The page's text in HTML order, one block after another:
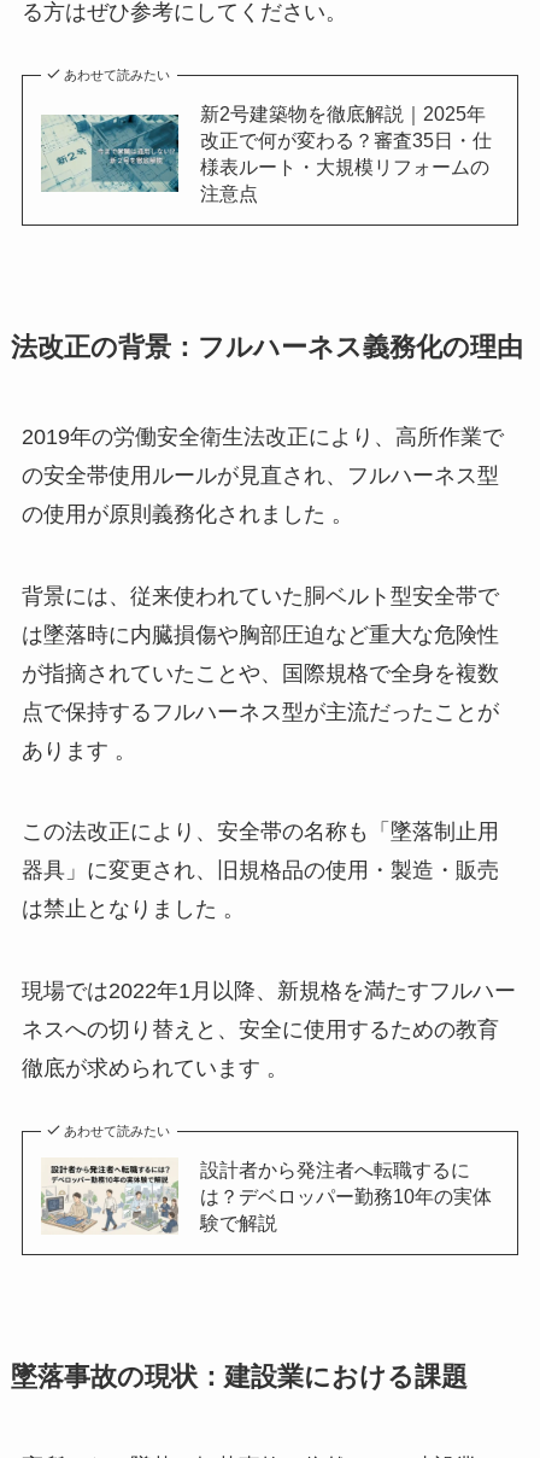
る方はぜひ参考にしてください。
あわせて読みたい
新2号建築物を徹底解説｜2025年
改正で何が変わる？審査35日・仕
様表ルート・大規模リフォームの
注意点
法改正の背景：フルハーネス義務化の理由
2019年の労働安全衛生法改正により、高所作業で
の安全帯使用ルールが見直され、フルハーネス型
の使用が原則義務化されました 。
背景には、従来使われていた胴ベルト型安全帯で
は墜落時に内臓損傷や胸部圧迫など重大な危険性
が指摘されていたことや、国際規格で全身を複数
点で保持するフルハーネス型が主流だったことが
あります 。
この法改正により、安全帯の名称も「墜落制止用
器具」に変更され、旧規格品の使用・製造・販売
は禁止となりました 。
現場では2022年1月以降、新規格を満たすフルハー
ネスへの切り替えと、安全に使用するための教育
徹底が求められています 。
あわせて読みたい
設計者から発注者へ転職するに
は？デベロッパー勤務10年の実体
験で解説
墜落事故の現状：建設業における課題